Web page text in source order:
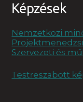
Képzések
Nemzetközi
Szervezeti és
Testreszabott